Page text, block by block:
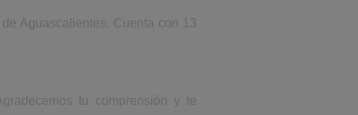
Aguascalientes. Cuenta con 13
tu comprensión y te